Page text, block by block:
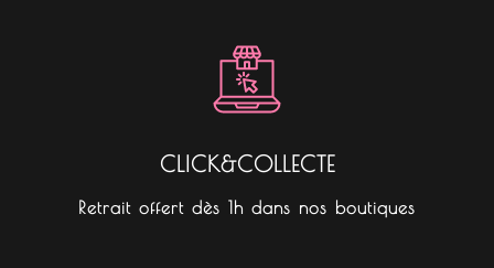
CLICK&COLLECTE
Retrait offert dès 1h dans nos boutiques